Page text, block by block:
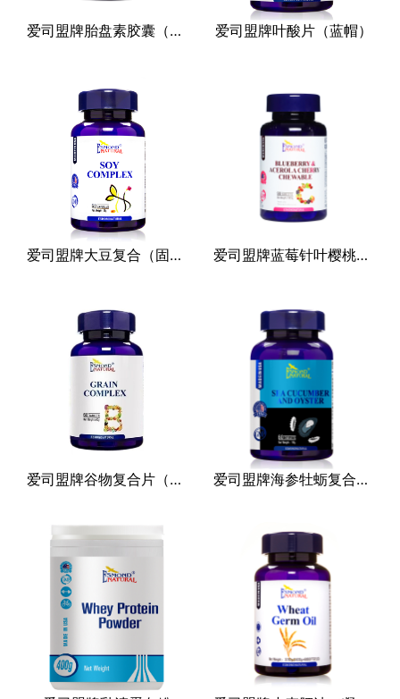
其他
爱司盟牌胎盘素胶囊（蓝帽） 爱司盟牌叶酸片（蓝帽）
爱司盟牌大豆复合（固体饮料） 爱司盟牌蓝莓针叶樱桃果咀嚼片（压片糖果）
爱司盟牌谷物复合片（压片糖果） 爱司盟牌海参牡蛎复合片（压片糖果）